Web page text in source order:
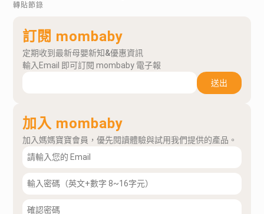
轉貼節錄
訂閱 mombaby
定期收到最新母嬰新知&優惠資訊
輸入Email 即可訂閱 mombaby 電子報
送出
加入 mombaby
加入媽媽寶寶會員，優先閱讀體驗與試用我們提供的產品。